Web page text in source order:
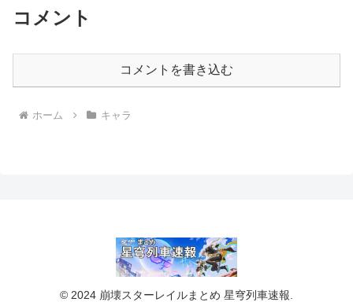
コメント
コメントを書き込む
ホーム キャラ
© 2024 崩壊スターレイルまとめ 星穹列車速報.